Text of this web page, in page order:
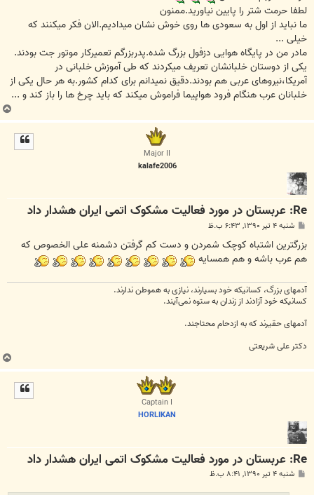
لطفا حرمت شتر را پایین نیاورید.ممنون
ما نباید از اول به سعودی ها روی خوش نشان میدادیم.الان فکر میکنند که
خیلی ...
مادر من در پایگاه هوایی دزفول بزرگ شده.پدربزرگم تعمیرکار موتور جت بودند.
یکی از دوستان خلبانشان تعریف میکردند که طی آموزش خلبانی در
آمریکا،نیروهای عربی هم بودند.دقیق نمیدانم برای کدام کشور.به هر حال یکی از
خلبانان عرب هنگام فرود هواپیما فراموش میکند که باید چرخ ها را باز کند و ...
Major II
kalafe2006
Re: عربستان در مورد فعاليت مشکوک اتمی ايران هشدار داد
ت
شنبه ۴ تیر ۱۳۹۰, ۶:۴۳ ب.ظ
بزرگترین اشتباه کوچک شمردن و دست کم گرفتن دشمنه علی الخصوص که
هم عرب باشه و هم همسایه
آدمهای بزرگ، کسانیکه خود بسیارند، نیازی به هموطن ندارند.
کسانیکه خود آزادند از زندان به ستوه نمی‌آیند.
آدمهای حقیرند که به ازدحام محتاجند.
دکتر علی شریعتی
Captain I
HORLIKAN
Re: عربستان در مورد فعاليت مشکوک اتمی ايران هشدار داد
شنبه ۴ تیر ۱۳۹۰, ۸:۴۱ ب.ظ